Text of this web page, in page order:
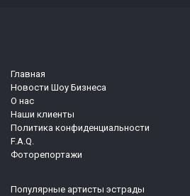
Главная
Новости Шоу Бизнеса
О нас
Наши клиенты
Политика конфиденциальности
F.A.Q.
Фоторепортажи
Популярные артисты эстрады